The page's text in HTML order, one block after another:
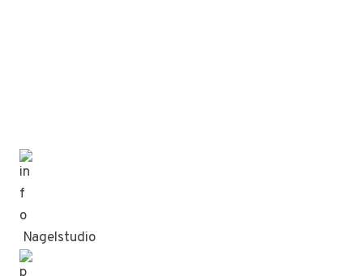
Nagelstudio